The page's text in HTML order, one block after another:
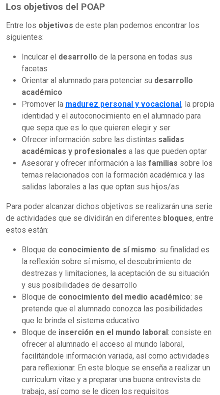
Los objetivos del POAP
Entre los objetivos de este plan podemos encontrar los
siguientes:
Inculcar el desarrollo de la persona en todas sus
facetas
Orientar al alumnado para potenciar su desarrollo
académico
Promover la madurez personal y vocacional, la propia
identidad y el autoconocimiento en el alumnado para
que sepa que es lo que quieren elegir y ser
Ofrecer información sobre las distintas salidas
académicas y profesionales a las que pueden optar
Asesorar y ofrecer información a las familias sobre los
temas relacionados con la formación académica y las
salidas laborales a las que optan sus hijos/as
Para poder alcanzar dichos objetivos se realizarán una serie
de actividades que se dividirán en diferentes bloques, entre
estos están:
Bloque de conocimiento de sí mismo: su finalidad es
la reflexión sobre sí mismo, el descubrimiento de
destrezas y limitaciones, la aceptación de su situación
y sus posibilidades de desarrollo
Bloque de conocimiento del medio académico: se
pretende que el alumnado conozca las posibilidades
que le brinda el sistema educativo
Bloque de inserción en el mundo laboral: consiste en
ofrecer al alumnado el acceso al mundo laboral,
facilitándole información variada, así como actividades
para reflexionar. En este bloque se enseña a realizar un
curriculum vitae y a preparar una buena entrevista de
trabajo, así como se le dicen los requisitos